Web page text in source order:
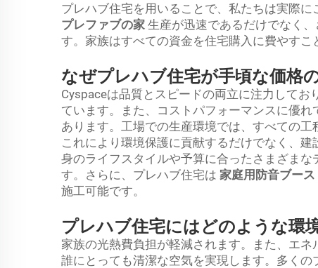
プレハブ住宅を用いることで、私たちは実際
プレファブの家 生産が迅速であるだけでなく
す。家族はすべての資金を住宅購入に費やすこ
なぜプレハブ住宅が手頃な価格
Cyspaceは品質とスピードの両立に注力して
ています。また、コストパフォーマンスに優
あります。工場での生産環境では、すべての工
これにより環境保護に貢献するだけでなく、
身のライフスタイルや予算に合ったさまざま
す。さらに、プレハブ住宅は 家庭用防音ブース
施工可能です。
プレハブ住宅にはどのような環
家族の光熱費負担が軽減されます。また、エネ
誰にとっても清潔な空気を実現します。多く